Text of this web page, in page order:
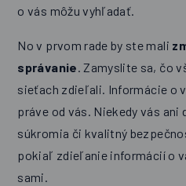
o vás môžu vyhľadať.
No v prvom rade by ste mali
správanie . Zamyslite sa, čo
sieťach zdieľali. Informácie o
práve od vás. Niekedy vás
súkromia či kvalitný
pokiaľ zdieľanie informácií o
sami.